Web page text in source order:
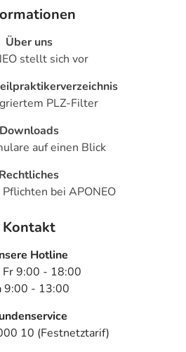
Reizschwelle (Lethargie)
(orthostatische
und/oder Armen
(Akathisie)
Beine
Über uns
stellt sich vor
PLZ-Filter
Downloads
auf einen Blick
Rechtliches
bei APONEO
Kontakt
Hotline
Fr 9:00 - 18:00
9:00 - 13:00
10 (Festnetztarif)